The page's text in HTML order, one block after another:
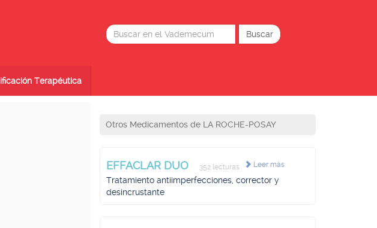
Terapéutica
Otros Medicamentos de LA ROCHE-POSAY
Leer más
EFFACLAR DUO 352 lecturas
Tratamiento antiimperfecciones, corrector y
desincrustante